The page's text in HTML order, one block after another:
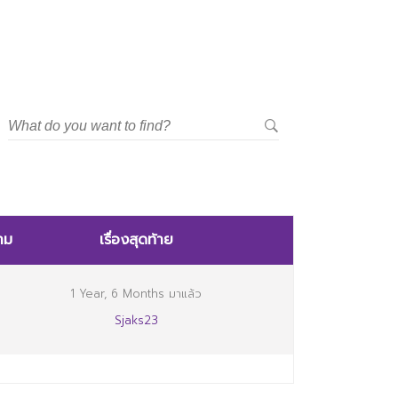
ม เรื่องสุดท้าย
1 Year, 6 Months มาแล้ว
Sjaks23